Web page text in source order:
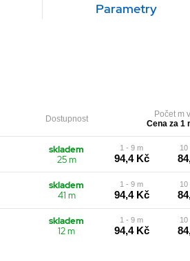
Parametry
Dostupnost
Počet m
Cena za 1
skladem
25 m
1 - 9 m
94,4 Kč
10
skladem
41 m
1 - 9 m
94,4 Kč
10
skladem
12 m
1 - 9 m
94,4 Kč
10